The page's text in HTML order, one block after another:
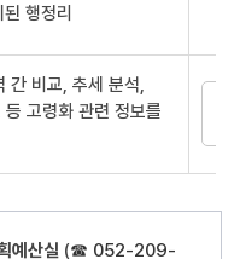
행정리
간 비교, 추세 분석,
고령화 관련 정보를
예산실 (☎ 052-209-